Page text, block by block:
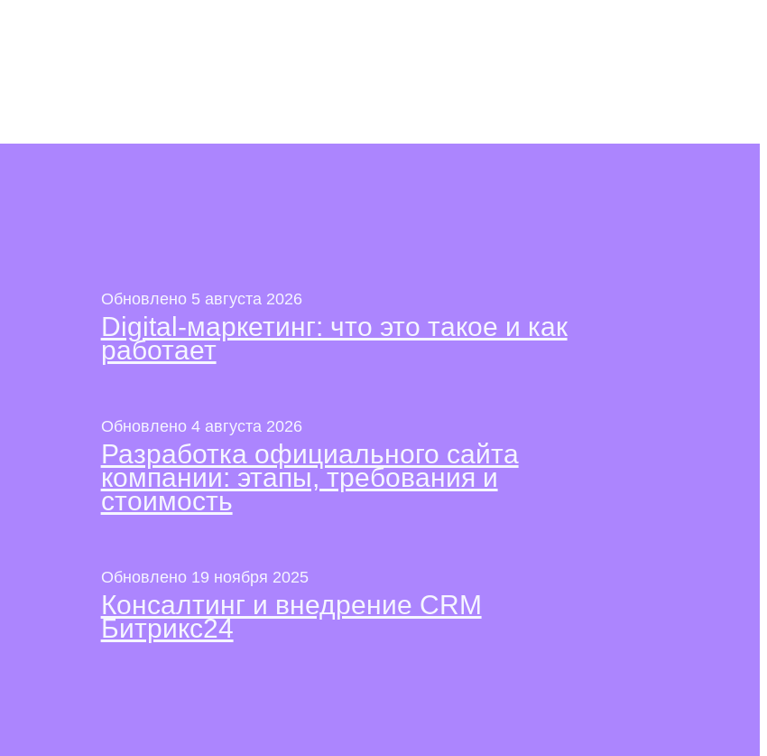
Обновлено 5 августа 2026
Digital-маркетинг: что это такое и как
работает
Обновлено 4 августа 2026
Разработка официального сайта
компании: этапы, требования и
стоимость
Обновлено 19 ноября 2025
Консалтинг и внедрение CRM
Битрикс24